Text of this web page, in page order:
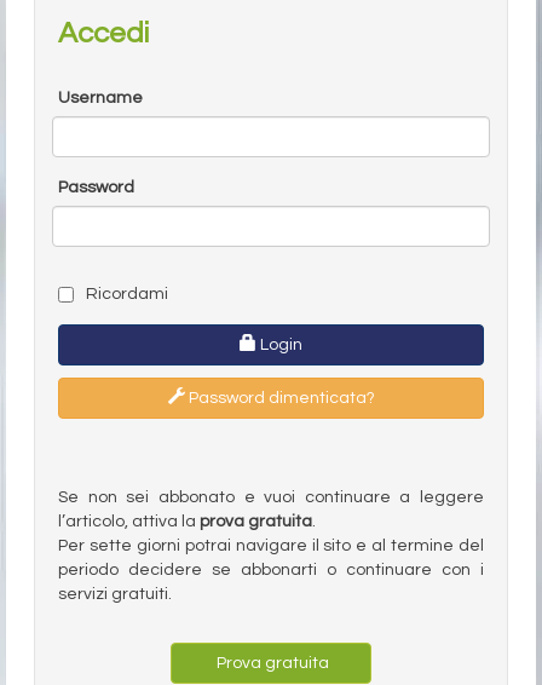
Accedi
Username
Password
Ricordami
Login
Password dimenticata?
Se non sei abbonato e vuoi continuare a leggere
l’articolo, attiva la prova gratuita.
Per sette giorni potrai navigare il sito e al termine del
periodo decidere se abbonarti o continuare con i
servizi gratuiti.
Prova gratuita